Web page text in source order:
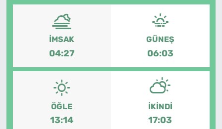
İMSAK
04:27
GÜNEŞ
06:03
ÖĞLE
13:14
İKINDI
17:03